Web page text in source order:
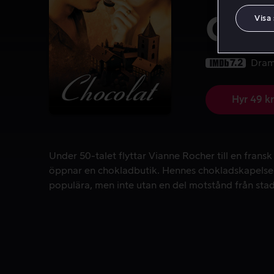
7.2
Hyr 49 kr
Under 50-talet flyttar Vianne Rocher till en
Under 50-talet flyttar Vianne Rocher till en fransk
öppnar en chokladbutik. Hennes
populära, men inte utan en del motstånd från
Visa